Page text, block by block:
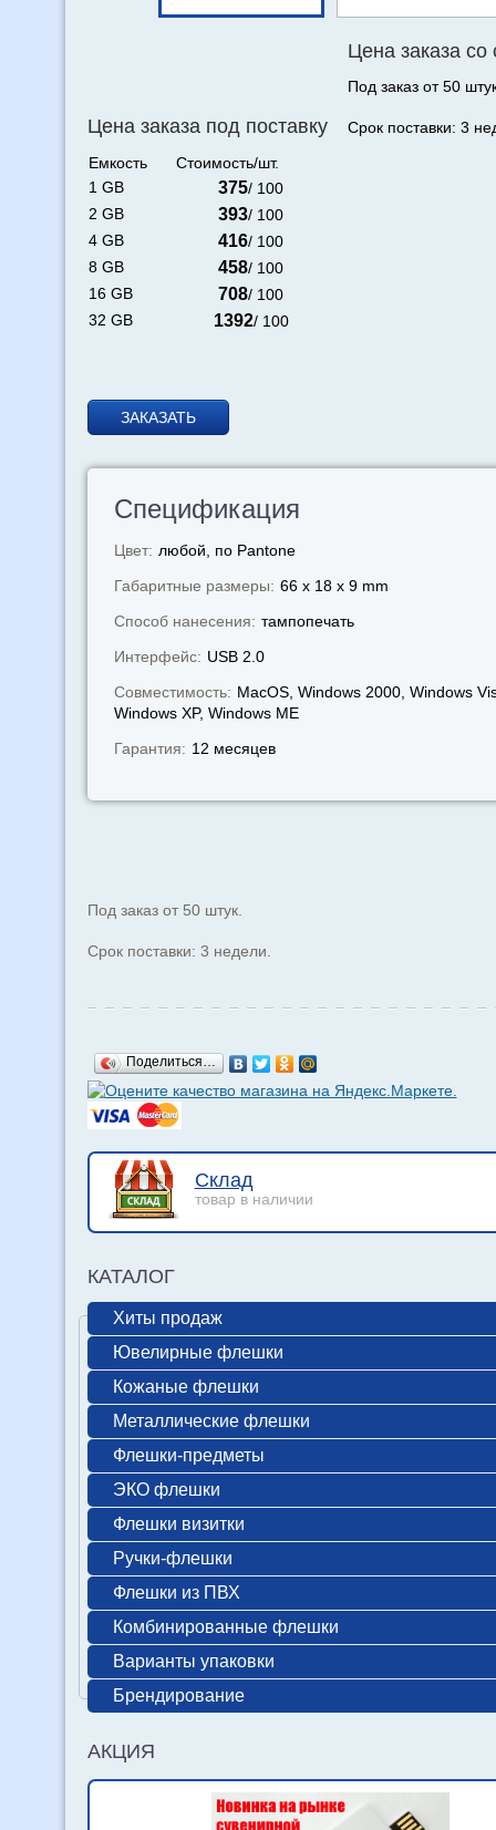
Цена заказа под поставку
Емкость
Стоимость/шт.
1 GB
375/ 100
2 GB
393/ 100
4 GB
416/ 100
8 GB
458/ 100
16 GB
708/ 100
32 GB
1392/ 100
Цена заказа со
Под заказ от 50
Срок поставки: 3
ЗАКАЗАТЬ
Спецификация
Цвет: любой, по Pantone
Габаритные размеры: 66 x 18 x 9 mm
Способ нанесения: тампопечать
Интерфейс: USB 2.0
Совместимость: MacOS, Windows 2000, Windows
Windows XP, Windows МЕ
Гарантия: 12 месяцев
Под заказ от 50 штук.
Срок поставки: 3 недели.
Поделиться…
Склад
товар в наличии
КАТАЛОГ
Хиты продаж
Ювелирные флешки
Кожаные флешки
Металлические флешки
Флешки-предметы
ЭКО флешки
Флешки визитки
Ручки-флешки
Флешки из ПВХ
Комбинированные флешки
Варианты упаковки
Брендирование
АКЦИЯ